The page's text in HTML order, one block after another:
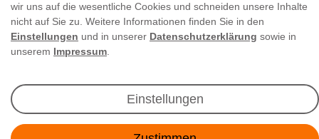
wir uns auf die wesentliche Cookies und schneiden unsere Inhalte
nicht auf Sie zu. Weitere Informationen finden Sie in den
Einstellungen und in unserer Datenschutzerklärung sowie in
unserem Impressum
Einstellungen
E-MAIL **
Ich akzeptiere die
** Hierbei handelt es sich um ein Pflichtfeld.